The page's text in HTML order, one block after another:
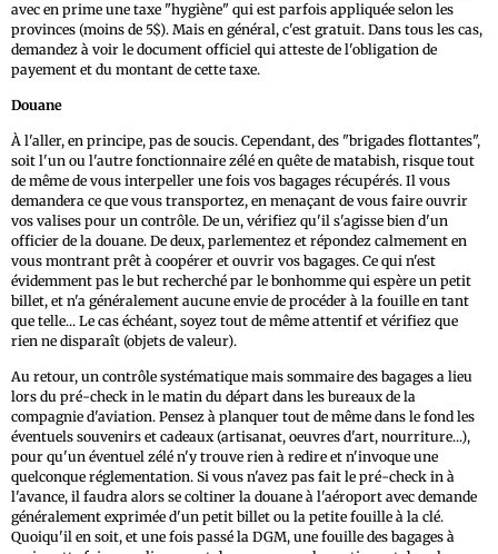
avec en prime une taxe "hygiène" qui est parfois appliquée selon les
provinces (moins de 5$). Mais en général, c'est gratuit. Dans tous les cas,
demandez à voir le document officiel qui atteste de l'obligation de
payement et du montant de cette taxe.
Douane
À l'aller, en principe, pas de soucis. Cependant, des "brigades flottantes",
soit l'un ou l'autre fonctionnaire zélé en quête de matabish, risque tout
de même de vous interpeller une fois vos bagages récupérés. Il vous
demandera ce que vous transportez, en menaçant de vous faire ouvrir
vos valises pour un contrôle. De un, vérifiez qu'il s'agisse bien d'un
officier de la douane. De deux, parlementez et répondez calmement en
vous montrant prêt à coopérer et ouvrir vos bagages. Ce qui n'est
évidemment pas le but recherché par le bonhomme qui espère un petit
billet, et n'a généralement aucune envie de procéder à la fouille en tant
que telle... Le cas échéant, soyez tout de même attentif et vérifiez que
rien ne disparaît (objets de valeur).
Au retour, un contrôle systématique mais sommaire des bagages a lieu
lors du pré-check in le matin du départ dans les bureaux de la
compagnie d'aviation. Pensez à planquer tout de même dans le fond les
éventuels souvenirs et cadeaux (artisanat, oeuvres d'art, nourriture...),
pour qu'un éventuel zélé n'y trouve rien à redire et n'invoque une
quelconque réglementation. Si vous n'avez pas fait le pré-check in à
l'avance, il faudra alors se coltiner la douane à l'aéroport avec demande
généralement exprimée d'un petit billet ou la petite fouille à la clé.
Quoiqu'il en soit, et une fois passé la DGM, une fouille des bagages à